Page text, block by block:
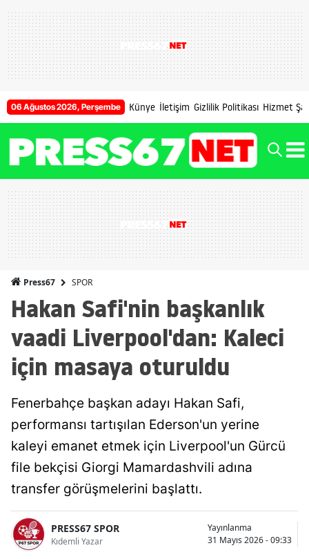
06 Ağustos 2026, Perşembe Künye İletişim Gizlilik Politikası Hizmet
Press67 SPOR
Hakan Safi'nin başkanlık
vaadi Liverpool'dan: Kaleci
için masaya oturuldu
Fenerbahçe başkan adayı Hakan Safi,
performansı tartışılan Ederson'un yerine
kaleyi emanet etmek için Liverpool'un Gürcü
file bekçisi Giorgi Mamardashvili adına
transfer görüşmelerini başlattı.
PRESS67 SPOR
Kıdemli Yazar
Yayınlanma
31 Mayıs 2026 - 09:33